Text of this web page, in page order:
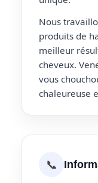
Nous
produits de
meilleur
cheveux.
vous
chaleureuse
📞